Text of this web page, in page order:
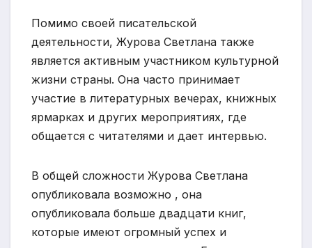
Помимо своей писательской
деятельности, Журова Светлана также
является активным участником культурной
жизни страны. Она часто принимает
участие в литературных вечерах, книжных
ярмарках и других мероприятиях, где
общается с читателями и дает интервью.
В общей сложности Журова Светлана
опубликовала возможно , она
опубликовала больше двадцати книг,
которые имеют огромный успех и